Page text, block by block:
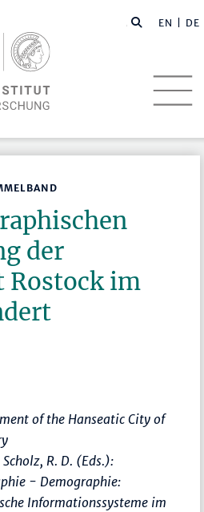
EN | DE
der
Rostock im
of the Hanseatic City of
R. D. (Eds.):
- Demographie:
Informationssysteme im